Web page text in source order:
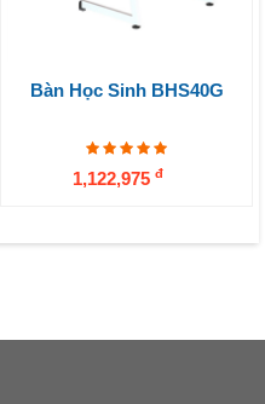
Bàn Học Sinh BHS40G
1,122,975 đ